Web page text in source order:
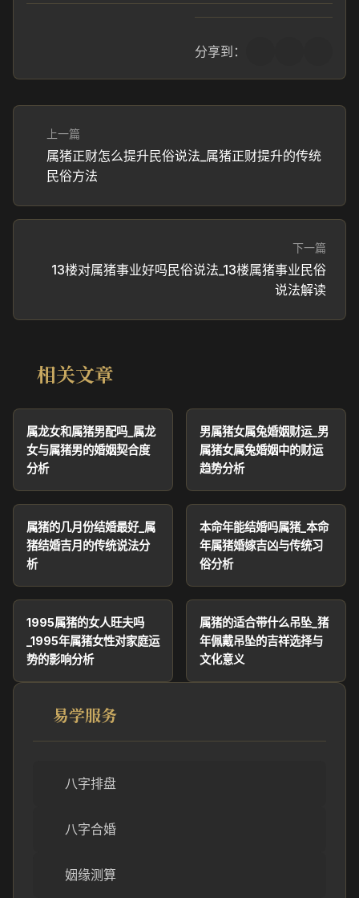
分享到：
上一篇
属猪正财怎么提升民俗说法_属猪正财提升的传统
民俗方法
下一篇
13楼对属猪事业好吗民俗说法_13楼属猪事业民俗
说法解读
相关文章
属龙女和属猪男配吗_属龙
女与属猪男的婚姻契合度
分析
男属猪女属兔婚姻财运_男
属猪女属兔婚姻中的财运
趋势分析
属猪的几月份结婚最好_属
猪结婚吉月的传统说法分
析
本命年能结婚吗属猪_本命
年属猪婚嫁吉凶与传统习
俗分析
1995属猪的女人旺夫吗
_1995年属猪女性对家庭运
势的影响分析
属猪的适合带什么吊坠_猪
年佩戴吊坠的吉祥选择与
文化意义
易学服务
八字排盘
八字合婚
姻缘测算